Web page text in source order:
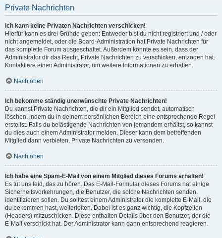
Private Nachrichten
Ich kann keine Privaten Nachrichten verschicken!
Hierfür kann es drei Gründe geben: Entweder bist du nicht registriert und / oder
nicht angemeldet, oder die Board-Administration hat Private Nachrichten für
das komplette Forum ausgeschaltet. Außerdem könnte es sein, dass der
Administrator dir das Recht, Private Nachrichten zu verschicken, entzogen hat.
Kontaktiere einen Administrator, um weitere Informationen zu erhalten.
Nach oben
Ich bekomme ständig unerwünschte Private Nachrichten!
Du kannst Private Nachrichten, die dir ein Mitglied sendet, automatisch
löschen, indem du in deinem persönlichen Bereich eine entsprechende Regel
erstellst. Falls du belästigende Nachrichten von jemandem erhältst, so kannst
du dies auch einem Administrator melden. Dieser kann dem betreffenden
Mitglied dann verbieten, Private Nachrichten zu versenden.
Nach oben
Ich habe eine Spam-E-Mail von einem Mitglied dieses Forums erhalten!
Es tut uns leid, das zu hören. Das E-Mail-Formular dieses Forums hat einige
Sicherheitsvorkehrungen, die Benutzer, die solche Nachrichten senden,
identifizieren sollen. Du solltest einem Administrator die komplette E-Mail, die
du bekommen hast, weiterleiten. Dabei ist es ganz wichtig, die Kopfzeilen
(Headers) mitzuschicken. Diese enthalten Details über den Benutzer, der die
E-Mail verschickt hat. Der Administrator kann dann entsprechend reagieren.